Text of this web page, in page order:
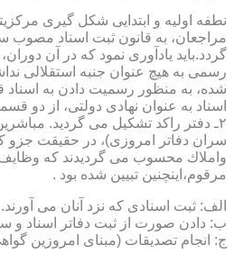
نطفه اولیه و ابتدایی شكل گیری
گردد.باید یادآوری نمود كه در آن
رسمی به هیچ عنوان جنبه استقلالی
شده، به منظور رسمیت دادن به اسناد
۲ـ دفتر راكد تشكیل می گردید.
سران دفاتر امروزی)، در حقیقت جزو
مرقوم،اینچنین تبیین شده بود .
الف: ثبت اسنادی كه نزد آنان می آورند.
ب: دادن صورت از ثبت دفاتر اسناد و
ج: انجام تصدیقات (مبنای امروزین